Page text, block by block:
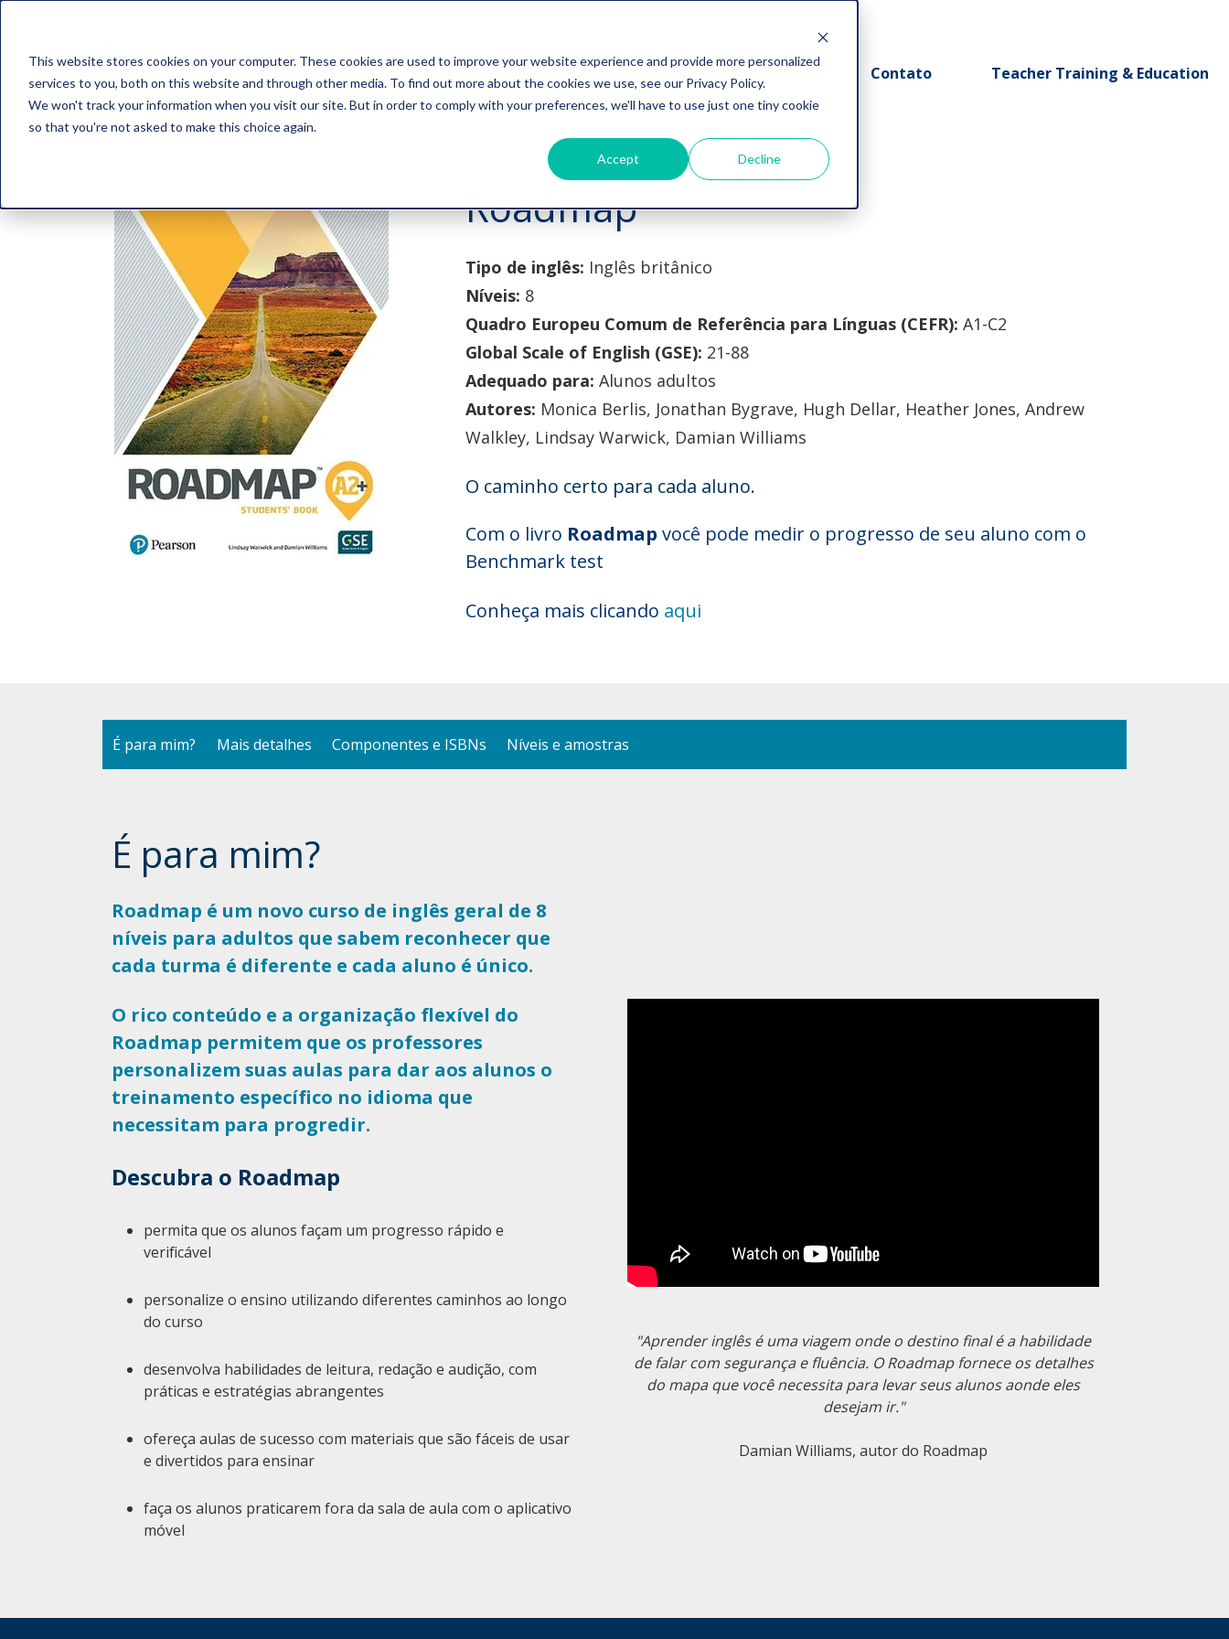
This website stores cookies on your computer. These cookies are used to improve your website experience and provide more personalized
services to you, both on this website and through other media. To find out more about the cookies we use, see our Privacy Policy.
We won't track your information when you visit our site. But in order to comply with your preferences, we'll have to use just one tiny cookie
so that you're not asked to make this choice again.
Accept Decline
Avaliações Ferramentas digitais Contato Teacher Training & Education
Roadmap
Tipo de inglês: Inglês britânico
Níveis: 8
Quadro Europeu Comum de Referência para Línguas (CEFR): A1-C2
Global Scale of English (GSE): 21-88
Adequado para: Alunos adultos
Autores: Monica Berlis, Jonathan Bygrave, Hugh Dellar, Heather Jones, Andrew
Walkley, Lindsay Warwick, Damian Williams
O caminho certo para cada aluno.
Com o livro Roadmap você pode medir o progresso de seu aluno com o
Benchmark test
Conheça mais clicando aqui
É para mim? Mais detalhes Componentes e ISBNs Níveis e amostras
É para mim?
Roadmap é um novo curso de inglês geral de 8
níveis para adultos que sabem reconhecer que
cada turma é diferente e cada aluno é único.
O rico conteúdo e a organização flexível do
Roadmap permitem que os professores
personalizem suas aulas para dar aos alunos o
treinamento específico no idioma que
necessitam para progredir.
Descubra o Roadmap
permita que os alunos façam um progresso rápido e
verificável
personalize o ensino utilizando diferentes caminhos ao longo
do curso
desenvolva habilidades de leitura, redação e audição, com
práticas e estratégias abrangentes
ofereça aulas de sucesso com materiais que são fáceis de usar
e divertidos para ensinar
faça os alunos praticarem fora da sala de aula com o aplicativo
móvel
"Aprender inglês é uma viagem onde o destino final é a habilidade
de falar com segurança e fluência. O Roadmap fornece os detalhes
do mapa que você necessita para levar seus alunos aonde eles
desejam ir."
Damian Williams, autor do Roadmap